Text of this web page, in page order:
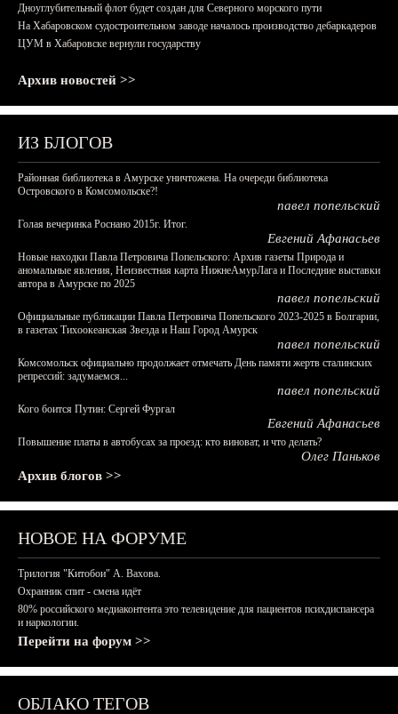
Дноуглубительный флот будет создан для Северного морского пути
На Хабаровском судостроительном заводе началось производство дебаркадеров
ЦУМ в Хабаровске вернули государству
Архив новостей >>
ИЗ БЛОГОВ
Районная библиотека в Амурске уничтожена. На очереди библиотека
Островского в Комсомольске?!
павел попельский
Голая вечеринка Роснано 2015г. Итог.
Евгений Афанасьев
Новые находки Павла Петровича Попельского: Архив газеты Природа и
аномальные явления, Неизвестная карта НижнеАмурЛага и Последние выставки
автора в Амурске по 2025
павел попельский
Официальные публикации Павла Петровича Попельского 2023-2025 в Болгарии,
в газетах Тихоокеанская Звезда и Наш Город Амурск
павел попельский
Комсомольск официально продолжает отмечать День памяти жертв сталинских
репрессий: задумаемся...
павел попельский
Кого боится Путин: Сергей Фургал
Евгений Афанасьев
Повышение платы в автобусах за проезд: кто виноват, и что делать?
Олег Паньков
Архив блогов >>
НОВОЕ НА ФОРУМЕ
Трилогия "Китобои" А. Вахова.
Охранник спит - смена идёт
80% российского медиаконтента это телевидение для пациентов психдиспансера
и наркологии.
Перейти на форум >>
ОБЛАКО ТЕГОВ